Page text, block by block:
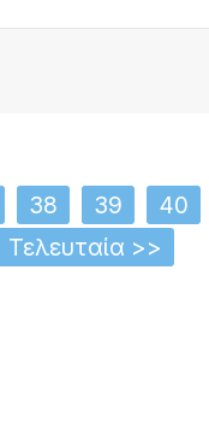
38 39 40
Τελευταία >>